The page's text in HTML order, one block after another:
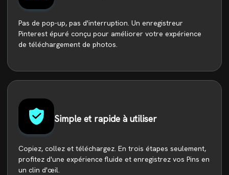
Pas de pop-up, pas d'interruption. Un enregistreur
Pinterest épuré conçu pour améliorer votre expérience
de téléchargement de photos.
Simple et rapide à utiliser
Copiez, collez et téléchargez. En trois étapes seulement,
profitez d'une expérience fluide et enregistrez vos Pins en
un clin d'œil.